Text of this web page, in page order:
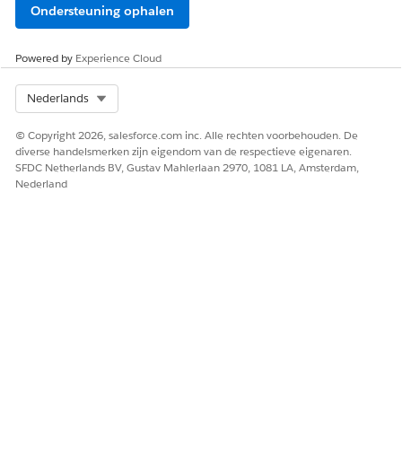
Ja
Ondersteuning ophalen
Powered by Experience Cloud
Nederlands
© Copyright 2026, salesforce.com inc. Alle rechten voorbehouden. De
diverse handelsmerken zijn eigendom van de respectieve eigenaren.
SFDC Netherlands BV, Gustav Mahlerlaan 2970, 1081 LA, Amsterdam,
Nederland